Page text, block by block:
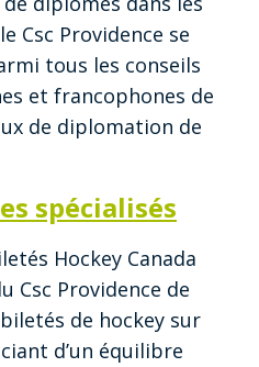
Csc Providence se
tous les conseils
et francophones de
de diplomation de
spécialisés
Hockey Canada
Csc Providence de
de hockey sur
d’un équilibre